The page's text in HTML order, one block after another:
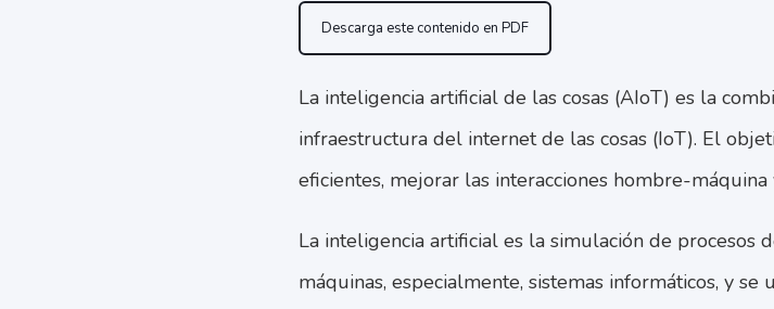
Descarga este contenido en PDF
La inteligencia artificial de las cosas (AIoT) es la
infraestructura del internet de las cosas (IoT). El
eficientes, mejorar las interacciones hombre-
La inteligencia artificial es la simulación de procesos
máquinas, especialmente, sistemas informáticos, y